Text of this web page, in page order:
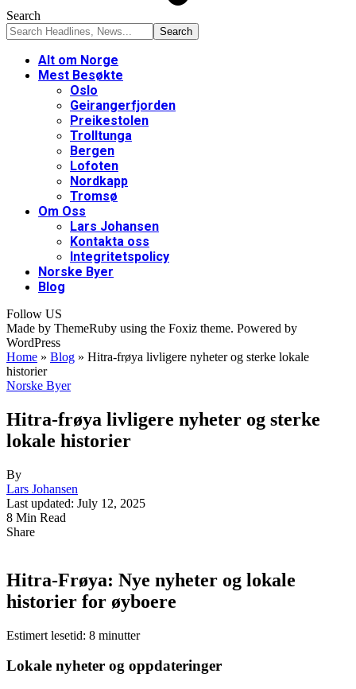
Search
Alt om Norge
Mest Besøkte
Oslo
Geirangerfjorden
Preikestolen
Trolltunga
Bergen
Lofoten
Nordkapp
Tromsø
Om Oss
Lars Johansen
Kontakta oss
Integritetspolicy
Norske Byer
Blog
Follow US
Made by ThemeRuby using the Foxiz theme. Powered by
WordPress
Home » Blog » Hitra-frøya livligere nyheter og sterke lokale
historier
Norske Byer
Hitra-frøya livligere nyheter og sterke
lokale historier
By
Lars Johansen
Last updated: July 12, 2025
8 Min Read
Share
Hitra-Frøya: Nye nyheter og lokale
historier for øyboere
Estimert lesetid: 8 minutter
Lokale nyheter og oppdateringer